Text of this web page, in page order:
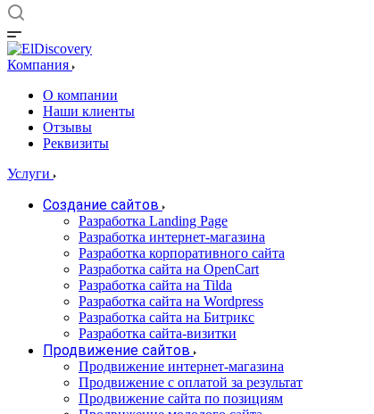
Компания
О компании
Наши клиенты
Отзывы
Реквизиты
Услуги
Создание сайтов
Разработка Landing Page
Разработка интернет-магазина
Разработка корпоративного сайта
Разработка сайта на OpenCart
Разработка сайта на Tilda
Разработка сайта на Wordpress
Разработка сайта на Битрикс
Разработка сайта-визитки
Продвижение сайтов
Продвижение интернет-магазина
Продвижение с оплатой за результат
Продвижение сайта по позициям